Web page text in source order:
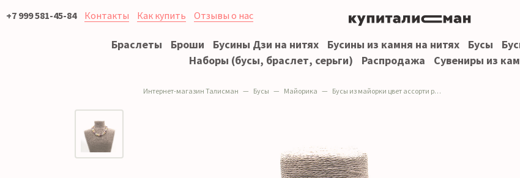
+7 999 581-45-84 Контакты Как купить Отзывы о нас
Браслеты Броши Бусины Дзи на нитях Бусины из камня на нитях Бусы
Наборы (бусы, браслет, серьги)
Распродажа Сувениры из
Интернет-магазин Талисман Бусы Майорика Бусы из майорки цвет ассорти рондоль